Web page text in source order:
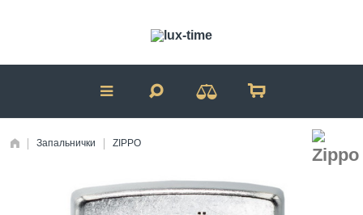
Запальнички ZIPPO